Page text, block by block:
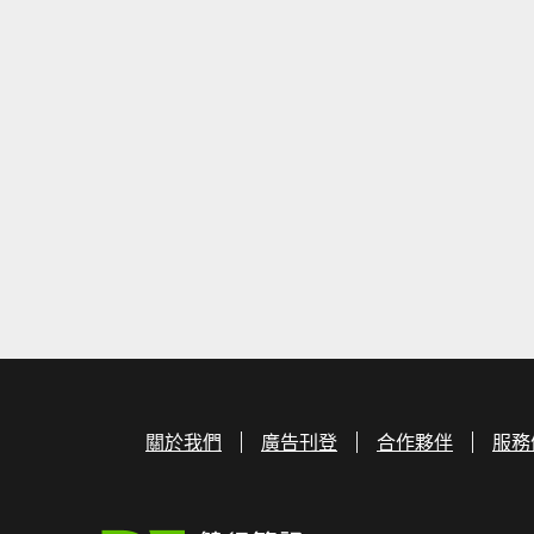
關於我們 廣告刊登 合作夥伴 服